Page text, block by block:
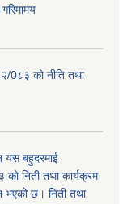
0८३ को नीति तथा
यस बहुदरमाई
निती तथा कार्यक्रम
भएको छ। निती तथा